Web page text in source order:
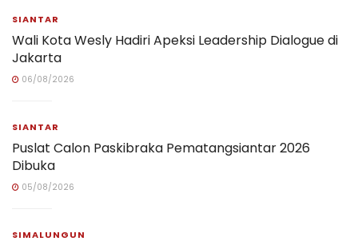
SIANTAR
Wali Kota Wesly Hadiri Apeksi Leadership Dialogue di
Jakarta
06/08/2026
SIANTAR
Puslat Calon Paskibraka Pematangsiantar 2026
Dibuka
05/08/2026
SIMALUNGUN